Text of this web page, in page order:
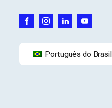
Português do Brasil